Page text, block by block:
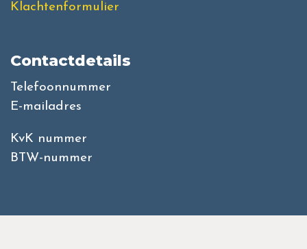
Klachtenformulier
Contactdetails
Telefoonnummer
E-mailadres
KvK nummer
BTW-nummer